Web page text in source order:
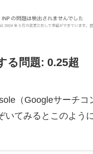
る問題: 0.25超
（Googleサーチコ
いてみるとこのよう